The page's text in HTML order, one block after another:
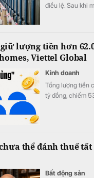
điều lệ. Sau khi
lượng tiền hơn
Viettel Global
Kinh doanh
Tổng lượng tiền
tỷ đồng, chiếm
thể đánh thuế
Bất động sản